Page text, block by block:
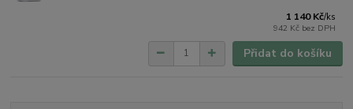
1 140 Kč/ks
942 Kč bez DPH
Přidat do košíku